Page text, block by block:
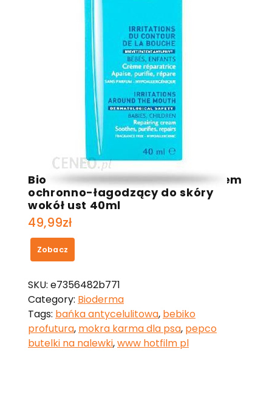
Bioderma ABCDerm Peri-oral krem
ochronno-łagodzący do skóry
wokół ust 40ml
49,99zł
Zobacz
SKU: e7356482b771
Category: Bioderma
Tags: bańka antycelulitowa, bebiko
profutura, mokra karma dla psa, pepco
butelki na nalewki,www hotfilm pl